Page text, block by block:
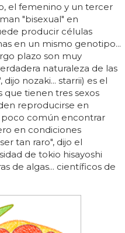
el femenino y un tercer
"bisexual" en
producir células
en un mismo genotipo...
plazo son muy
naturaleza de las
nozaki... starrii) es el
que tienen tres sexos
reproducirse en
poco común encontrar
en condiciones
tan raro", dijo el
de tokio hisayoshi
de algas... científicos de